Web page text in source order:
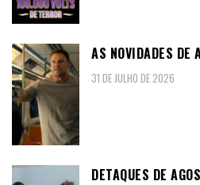
AS NOVIDADES DE
31 DE JULHO DE 2026
DETAQUES DE